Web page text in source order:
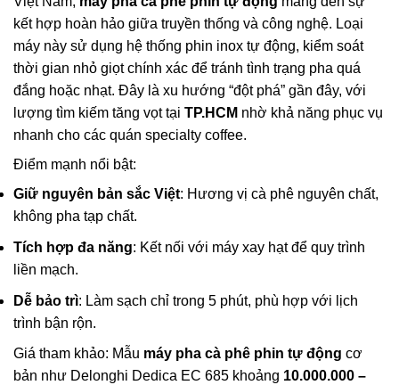
kết hợp hoàn hảo giữa truyền thống và công nghệ. Loại
máy này sử dụng hệ thống phin inox tự động, kiểm soát
thời gian nhỏ giọt chính xác để tránh tình trạng pha quá
đắng hoặc nhạt. Đây là xu hướng “đột phá” gần đây, với
lượng tìm kiếm tăng vọt tại TP.HCM nhờ khả năng phục vụ
nhanh cho các quán specialty coffee.
Điểm mạnh nổi bật:
Giữ nguyên bản sắc Việt: Hương vị cà phê nguyên chất,
không pha tạp chất.
Tích hợp đa năng: Kết nối với máy xay hạt để quy trình
liền mạch.
Dễ bảo trì: Làm sạch chỉ trong 5 phút, phù hợp với lịch
trình bận rộn.
Giá tham khảo: Mẫu máy pha cà phê phin tự động cơ
bản như Delonghi Dedica EC 685 khoảng 10.000.000 –